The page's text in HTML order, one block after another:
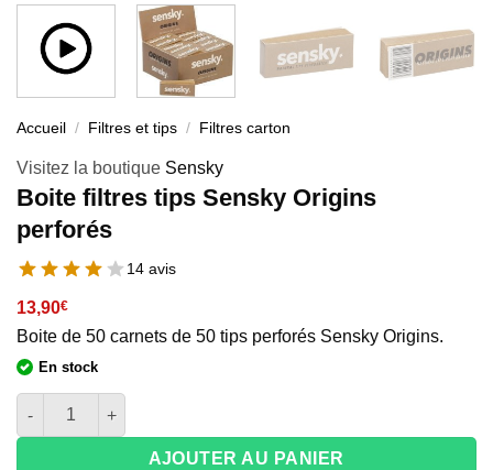
Accueil / Filtres et tips / Filtres carton
Visitez la boutique Sensky
Boite filtres tips Sensky Origins
perforés
14 avis
13,90€
Boite de 50 carnets de 50 tips perforés Sensky Origins.
En stock
quantité de Boite filtres tips Sensky Origins perforés
AJOUTER AU PANIER